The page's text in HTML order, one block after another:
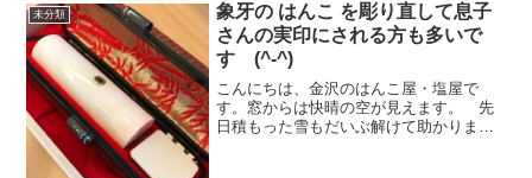
未分類
象牙の はんこ を彫り直して息子
さんの実印にされる方も多いで
す (^-^)
こんにちは、金沢のはんこ屋・塩屋で
す。窓からは快晴の空が見えます。 先
日積もった雪もだいぶ解けて助かりま